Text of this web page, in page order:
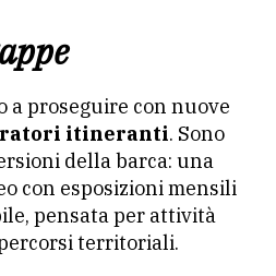
a proseguire con nuove
itineranti. Sono
della barca: una
con esposizioni mensili
pensata per attività
territoriali.